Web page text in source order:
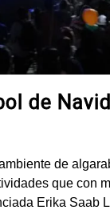
de
de
que con
Erika Saab